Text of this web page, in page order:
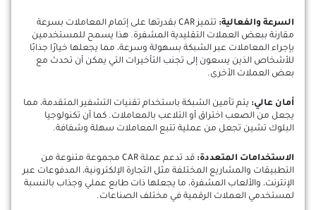
السرعة والفعالية:
تتميز CAR بقدرتها على إتمام المعاملات بسرعة
مقارنة ببعض العملات التقليدية المشفرة. هذا يسمح للمستخدمين
بإجراء المعاملات عبر الشبكة بسهولة وسرعة، مما يجعلها خيارًا جذابًا
للأشخاص الذين يسعون إلى تجنب التأخيرات التي يمكن أن تحدث مع
بعض العملات الأخرى.
أمان عالي: يتم تأمين الشبكة باستخدام تقنيات التشفير المتقدمة، مما
يجعل من الصعب اختراق أو التلاعب بالمعاملات. كما أن تكنولوجيا
البلوك تشين تجعل من عملية تتبع المعاملات سهلة وشفافة.
الاستخدامات المتعددة:
قد تدعم عملة CAR مجموعة متنوعة من
التطبيقات والمشاريع المختلفة مثل التجارة الإلكترونية، المدفوعات عبر
الإنترنت، والألعاب المشفرة، ما يجعلها ذات طابع عملي وجذاب بالنسبة
لمستخدمي العملات الرقمية في مختلف الصناعات.